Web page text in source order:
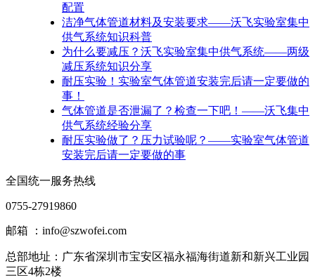
配置
洁净气体管道材料及安装要求——沃飞实验室集中
供气系统知识科普
为什么要减压？沃飞实验室集中供气系统——两级
减压系统知识分享
耐压实验！实验室气体管道安装完后请一定要做的
事！
气体管道是否泄漏了？检查一下吧！——沃飞集中
供气系统经验分享
耐压实验做了？压力试验呢？——实验室气体管道
安装完后请一定要做的事
全国统一服务热线
0755-27919860
邮箱 ：info@szwofei.com
总部地址： 广东省深圳市宝安区福永福海街道新和新兴工业园
三区4栋2楼